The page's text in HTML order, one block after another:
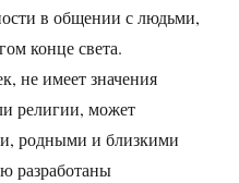
в общении с людьми,
конце света.
не имеет значения
религии, может
родными и близкими
разработаны